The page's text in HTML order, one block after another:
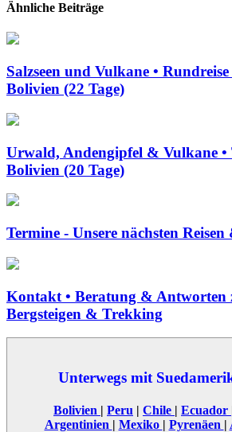
Ähnliche Beiträge
Salzseen und Vulkane •
Bolivien (22 Tage)
Urwald, Andengipfel & Vulkane •
Bolivien (20 Tage)
Termine - Unsere nächsten
Kontakt • Beratung & Antworten
Bergsteigen & Trekking
Unterwegs mit
Bolivien | Peru | Chile | Ecuador
Argentinien | Mexiko | Pyrenäen |